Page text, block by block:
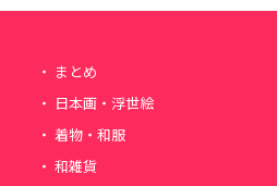
まとめ
日本画・浮世絵
着物・和服
和雑貨